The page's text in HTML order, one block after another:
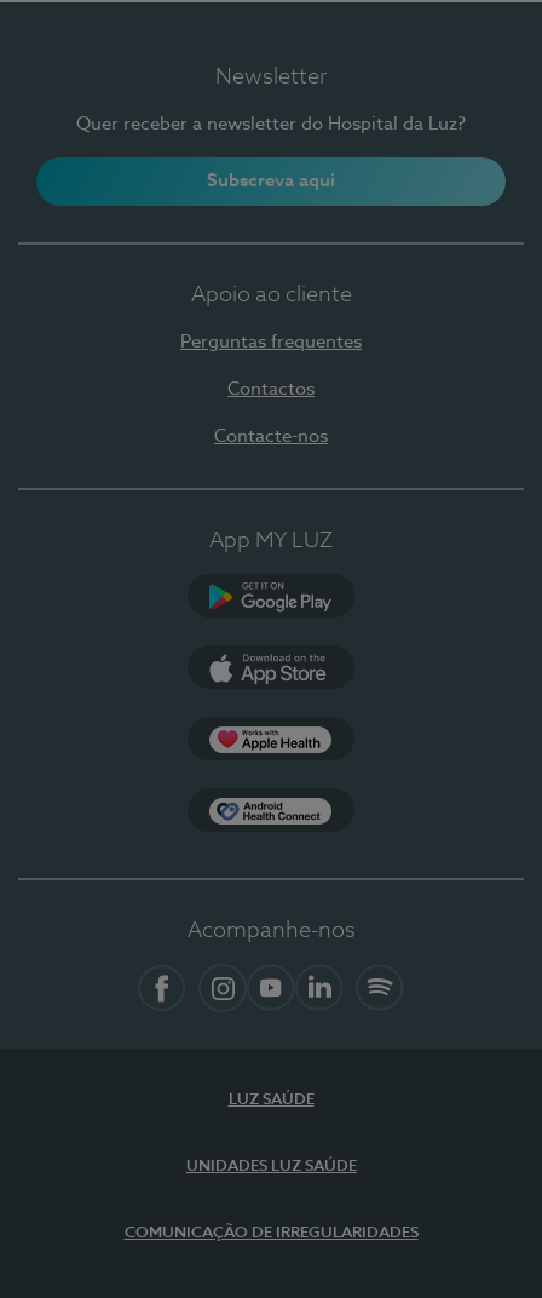
Newsletter
Quer receber a newsletter do Hospital da Luz?
Subscreva aqui
Apoio ao cliente
Perguntas frequentes
Contactos
Contacte-nos
App MY LUZ
Acompanhe-nos
LUZ SAÚDE
UNIDADES LUZ SAÚDE
COMUNICAÇÃO DE IRREGULARIDADES